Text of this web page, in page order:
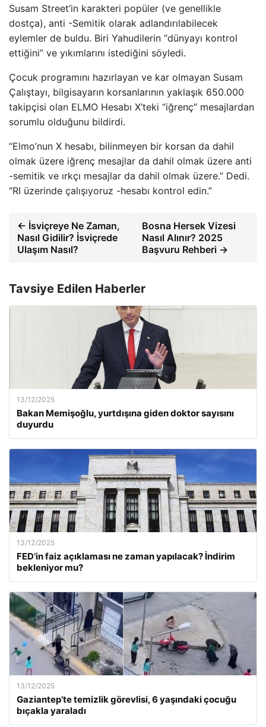
Susam Street’in karakteri popüler (ve genellikle
dostça), anti -Semitik olarak adlandırılabilecek
eylemler de buldu. Biri Yahudilerin “dünyayı kontrol
ettiğini” ve yıkımlarını istediğini söyledi.
Çocuk programını hazırlayan ve kar olmayan Susam
Çalıştayı, bilgisayarın korsanlarının yaklaşık 650.000
takipçisi olan ELMO Hesabı X’teki “iğrenç” mesajlardan
sorumlu olduğunu bildirdi.
“Elmo’nun X hesabı, bilinmeyen bir korsan da dahil
olmak üzere iğrenç mesajlar da dahil olmak üzere anti
-semitik ve ırkçı mesajlar da dahil olmak üzere.” Dedi.
“RI üzerinde çalışıyoruz -hesabı kontrol edin.”
← İsviçreye Ne Zaman,
Nasıl Gidilir? İsviçrede
Ulaşım Nasıl?
Bosna Hersek Vizesi
Nasıl Alınır? 2025
Başvuru Rehberi →
Tavsiye Edilen Haberler
13/12/2025
Bakan Memişoğlu, yurtdışına giden doktor sayısını
duyurdu
13/12/2025
FED’in faiz açıklaması ne zaman yapılacak? İndirim
bekleniyor mu?
13/12/2025
Gaziantep’te temizlik görevlisi, 6 yaşındaki çocuğu
bıçakla yaraladı